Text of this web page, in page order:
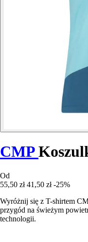
CMP
Od
55,50 zł 41,50 zł -25%
Wyróżnij się z T-shirtem
przygód na świeżym
technologii.